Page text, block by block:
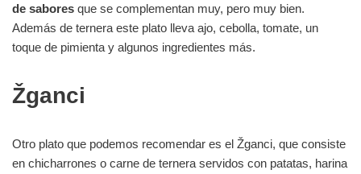
de sabores que se complementan muy, pero muy bien.
Además de ternera este plato lleva ajo, cebolla, tomate, un
toque de pimienta y algunos ingredientes más.
Žganci
Otro plato que podemos recomendar es el Žganci, que consiste
en chicharrones o carne de ternera servidos con patatas, harina